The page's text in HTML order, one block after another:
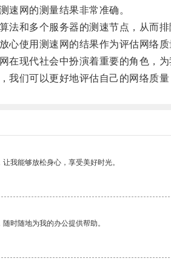
网的测量结果非常准确。
和多个服务器的测速节点，从而排
使用测速网的结果作为评估网络质
现代社会中扮演着重要的角色，为
们可以更好地评估自己的网络质量
我能够放松身心，享受美好时光。
时随地为我的办公提供帮助。